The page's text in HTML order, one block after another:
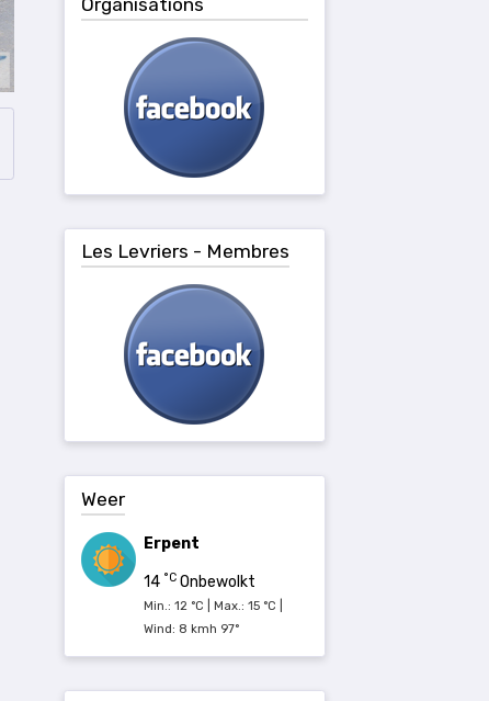
Les Levriers - Membres
Weer
Erpent
14 °COnbewolkt
Min.: 12 °C | Max.: 15 °C |
Wind: 8 kmh 97°